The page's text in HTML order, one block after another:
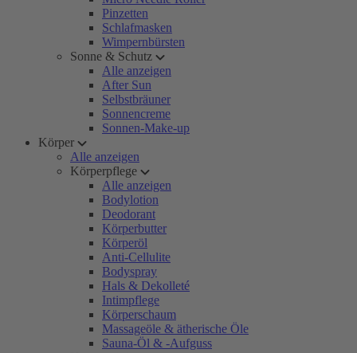
Pinzetten
Schlafmasken
Wimpernbürsten
Sonne & Schutz
Alle anzeigen
After Sun
Selbstbräuner
Sonnencreme
Sonnen-Make-up
Körper
Alle anzeigen
Körperpflege
Alle anzeigen
Bodylotion
Deodorant
Körperbutter
Körperöl
Anti-Cellulite
Bodyspray
Hals & Dekolleté
Intimpflege
Körperschaum
Massageöle & ätherische Öle
Sauna-Öl & -Aufguss